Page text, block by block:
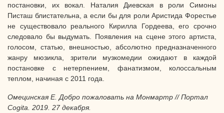
постановки, их вокал. Наталия Диевская в роли Симоны
Писташ блистательна, а если бы для роли Аристида Форестье
не существовало реального Кирилла Гордеева, его срочно
следовало бы выдумать. Появления на сцене этого артиста,
голосом, статью, внешностью, абсолютно предназначенного
жанру мюзикла, зрители музкомедии ожидают в каждой
постановке с нетерпением, фанатизмом, колоссальным
теплом, начиная с 2011 года.
Омецинская Е. Добро пожаловать на Монмартр // Портал
Cogita . 2019. 27 декабря